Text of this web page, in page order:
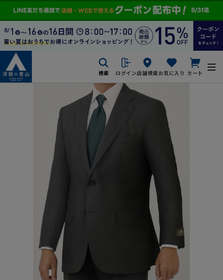
検索 ログイン店舗検索お気に入り カート